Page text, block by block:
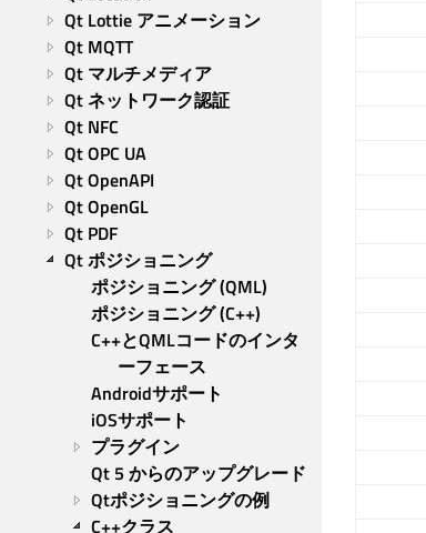
Qt Lottie アニメーション
Qt MQTT
Qt マルチメディア
Qt ネットワーク認証
Qt NFC
Qt OPC UA
Qt OpenAPI
Qt OpenGL
Qt PDF
Qt ポジショニング
ポジショニング (QML)
ポジショニング (C++)
C++とQMLコードのインタ
ーフェース
Androidサポート
iOSサポート
プラグイン
Qt 5 からのアップグレード
Qtポジショニングの例
C++クラス